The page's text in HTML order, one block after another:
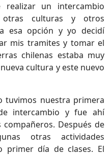
un intercambio
otras culturas y otros
esa opción y yo decidí
mis tramites y tomar el
chilenas estaba muy
cultura y este nuevo
tuvimos nuestra primera
intercambio y fue ahí
Después de
otras actividades
primer día de clases. El